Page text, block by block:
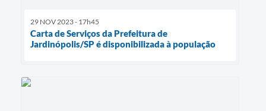
29 NOV 2023 - 17h45
Carta de Serviços da Prefeitura de
Jardinópolis/SP é disponibilizada à população